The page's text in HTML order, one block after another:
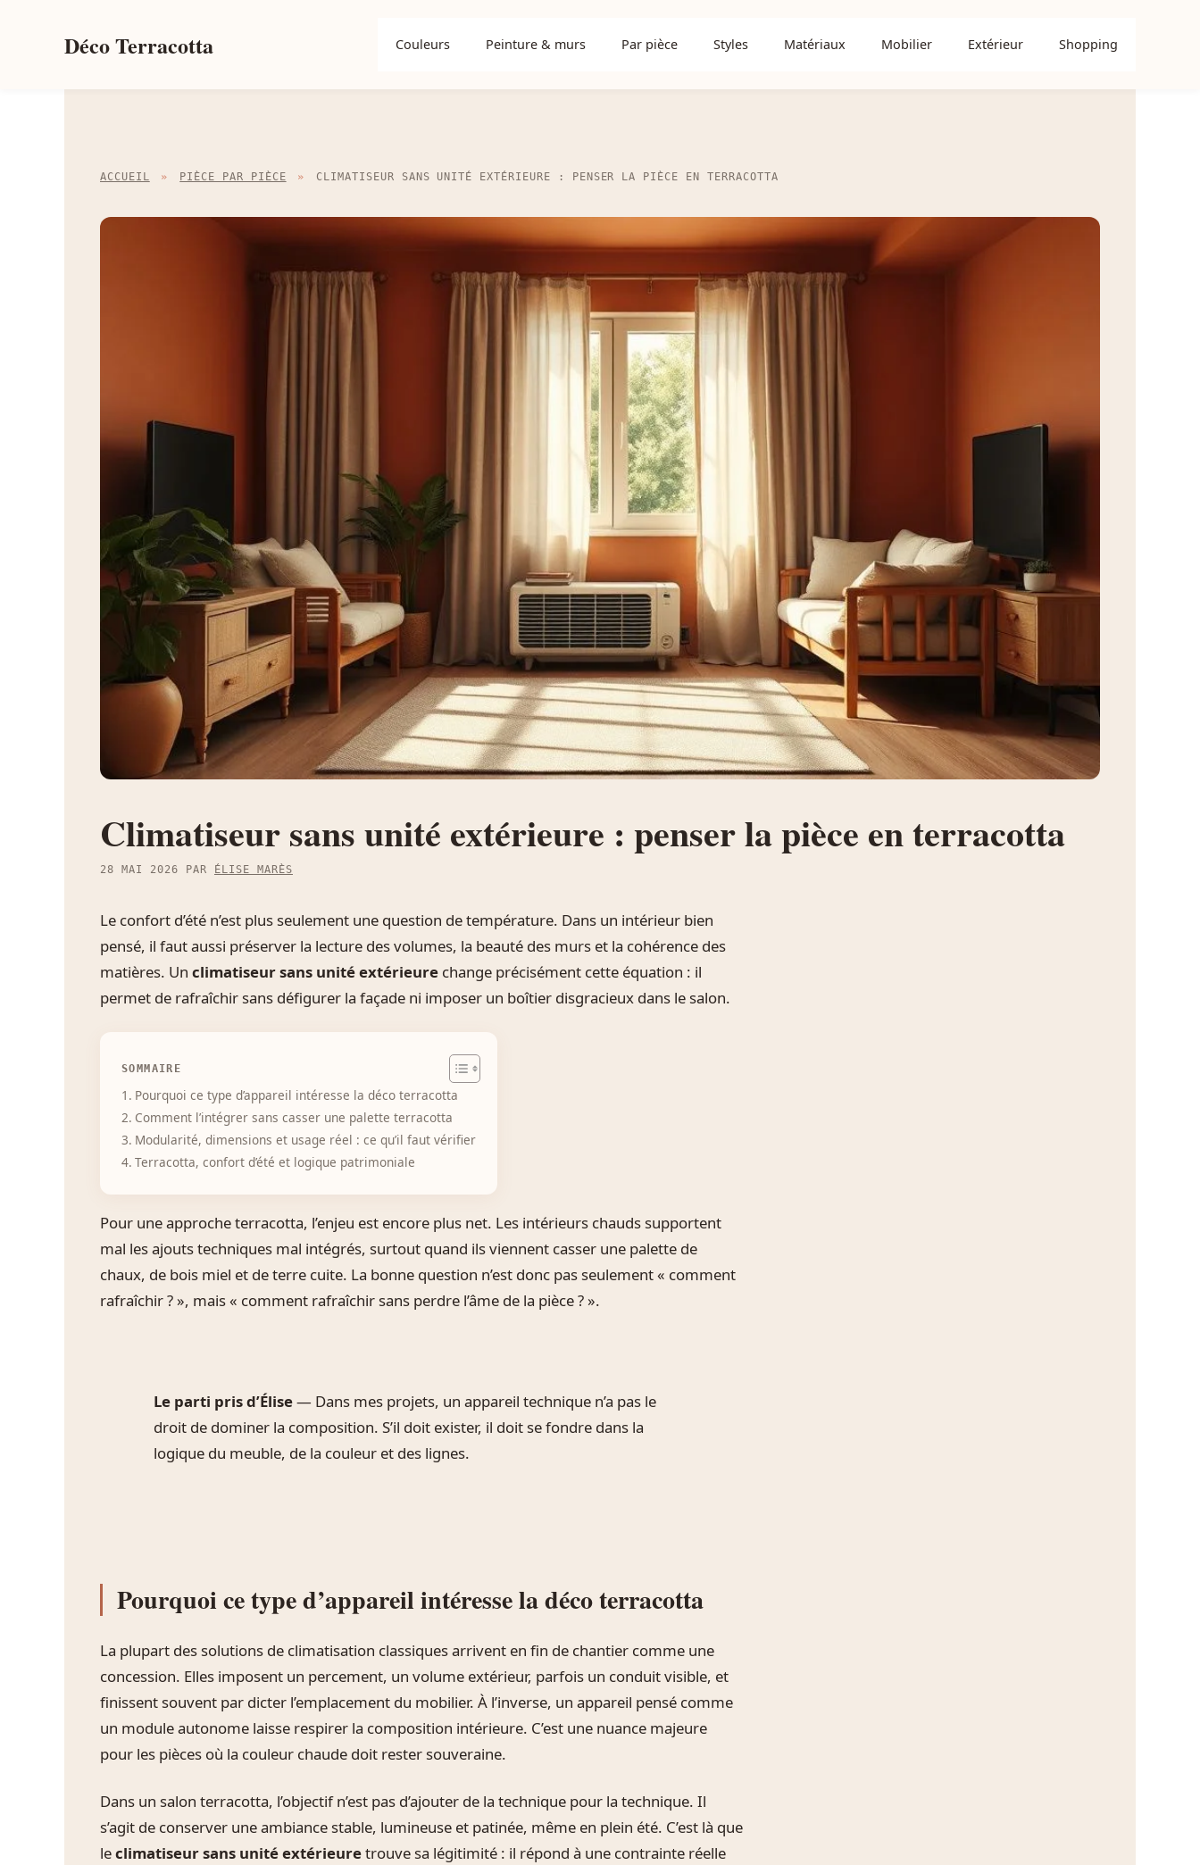
Déco Terracotta Couleurs Peinture & murs Par pièce Styles Matériaux Mobilier Extérieur Shopping
ACCUEIL » PIÈCE PAR PIÈCE » CLIMATISEUR SANS UNITÉ EXTÉRIEURE : PENSER LA PIÈCE EN TERRACOTTA
Climatiseur sans unité extérieure : penser la pièce en terracotta
28 MAI 2026 PAR ÉLISE MARÈS
Le confort d’été n’est plus seulement une question de température. Dans un intérieur bien
pensé, il faut aussi préserver la lecture des volumes, la beauté des murs et la cohérence des
matières. Un climatiseur sans unité extérieure change précisément cette équation : il
permet de rafraîchir sans défigurer la façade ni imposer un boîtier disgracieux dans le salon.
SOMMAIRE
Pourquoi ce type d’appareil intéresse la déco terracotta
Comment l’intégrer sans casser une palette terracotta
Modularité, dimensions et usage réel : ce qu’il faut vérifier
Terracotta, confort d’été et logique patrimoniale
Pour une approche terracotta, l’enjeu est encore plus net. Les intérieurs chauds supportent
mal les ajouts techniques mal intégrés, surtout quand ils viennent casser une palette de
chaux, de bois miel et de terre cuite. La bonne question n’est donc pas seulement « comment
rafraîchir ? », mais « comment rafraîchir sans perdre l’âme de la pièce ? ».
Le parti pris d’Élise— Dans mes projets, un appareil technique n’a pas le
droit de dominer la composition. S’il doit exister, il doit se fondre dans la
logique du meuble, de la couleur et des lignes.
Pourquoi ce type d’appareil intéresse la déco terracotta
La plupart des solutions de climatisation classiques arrivent en fin de chantier comme une
concession. Elles imposent un percement, un volume extérieur, parfois un conduit visible, et
finissent souvent par dicter l’emplacement du mobilier. À l’inverse, un appareil pensé comme
un module autonome laisse respirer la composition intérieure. C’est une nuance majeure
pour les pièces où la couleur chaude doit rester souveraine.
Dans un salon terracotta, l’objectif n’est pas d’ajouter de la technique pour la technique. Il
s’agit de conserver une ambiance stable, lumineuse et patinée, même en plein été. C’est là que
leclimatiseur sans unité extérieuretrouve sa légitimité : il répond à une contrainte réelle